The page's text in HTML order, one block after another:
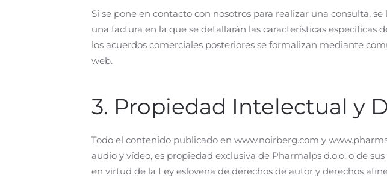
Si se pone en contacto con nosotros para realizar una consulta,
una factura en la que se detallarán las características específicas
los acuerdos comerciales posteriores se formalizan mediante
web.
3. Propiedad Intelectual y
Todo el contenido publicado en www.noirberg.com y
audio y vídeo, es propiedad exclusiva de Pharmalps d.o.o. o de
en virtud de la Ley eslovena de derechos de autor y derechos